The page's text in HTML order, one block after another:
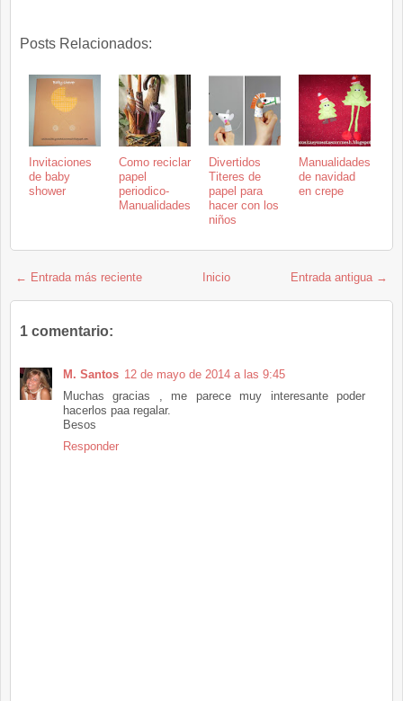
Posts Relacionados:
Invitaciones
de baby
shower
Como reciclar
papel
periodico-
Manualidades
Divertidos
Titeres de
papel para
hacer con los
niños
Manualidades
de navidad
en crepe
← Entrada más reciente Entrada antigua →
Inicio
1 comentario:
M. Santos 12 de mayo de 2014 a las 9:45
Muchas gracias , me parece muy interesante poder
hacerlos paa regalar.
Besos
Responder